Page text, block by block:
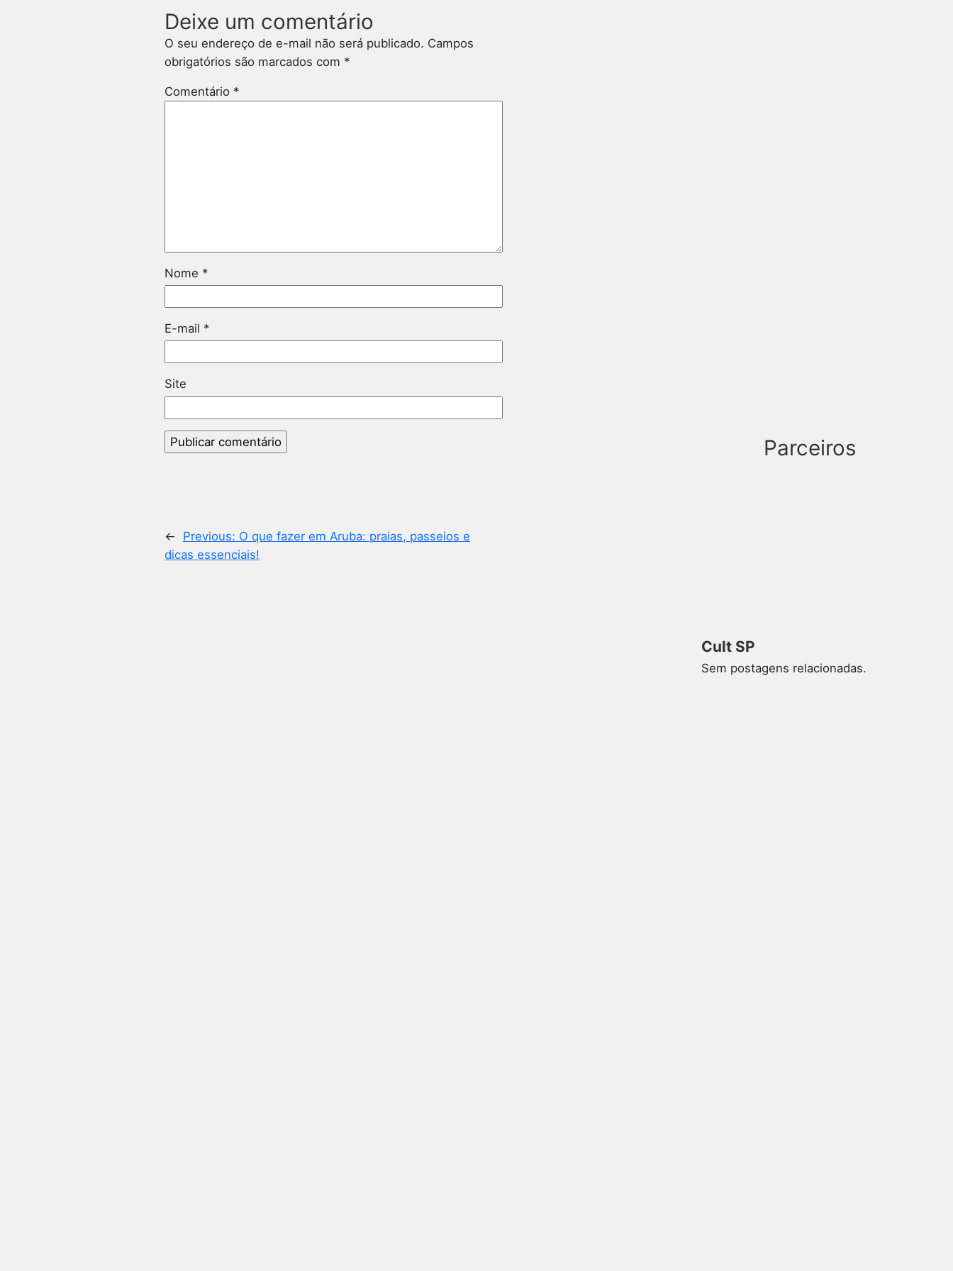
Deixe um comentário
O seu endereço de e-mail não será publicado. Campos
obrigatórios são marcados com *
Comentário *
Nome *
E-mail *
Site
← Previous: O que fazer em Aruba: praias, passeios e
dicas essenciais!
Parceiros
Cult SP
Sem postagens relacionadas.